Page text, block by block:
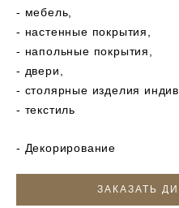
- мебель,
- настенные покрытия,
- напольные покрытия,
- двери,
- столярные изделия
- текстиль
- Декорирование
ЗАКАЗАТЬ